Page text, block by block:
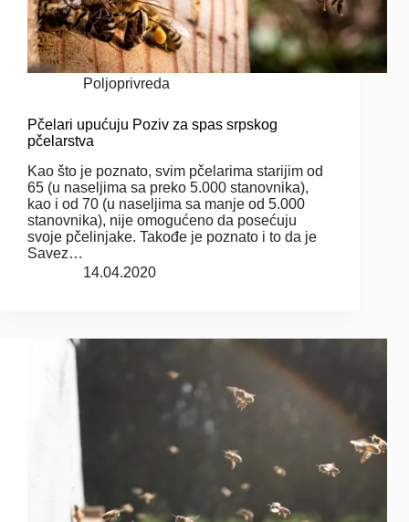
Poljoprivreda
Pčelari upućuju Poziv za spas srpskog
pčelarstva
Kao što je poznato, svim pčelarima starijim od
65 (u naseljima sa preko 5.000 stanovnika),
kao i od 70 (u naseljima sa manje od 5.000
stanovnika), nije omogućeno da posećuju
svoje pčelinjake. Takođe je poznato i to da je
Savez…
14.04.2020